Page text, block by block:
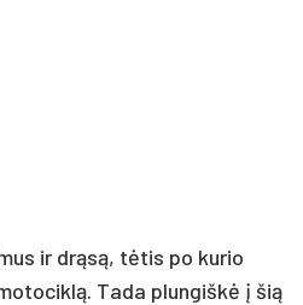
ir drąsą, tėtis po kurio
Tada plungiškė į šią